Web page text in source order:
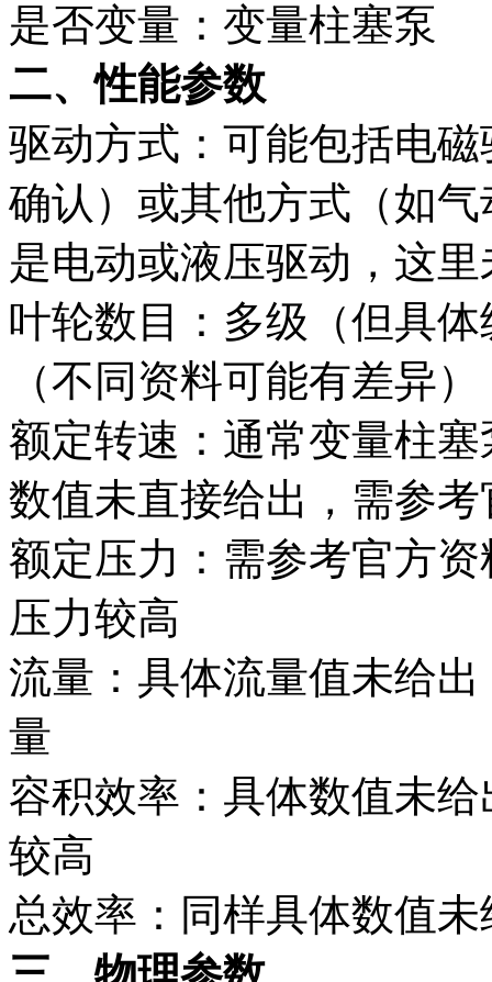
是否变量：变量柱塞泵
二、性能参数
驱动方式：可能包括电
确认）或其他方式（如
是电动或液压驱动，这
叶轮数目：多级（但具
（不同资料可能有差异）
额定转速：通常变量柱
数值未直接给出，需参
额定压力：需参考官方
压力较高
流量：具体流量值未给
量
容积效率：具体数值未
较高
总效率：同样具体数值